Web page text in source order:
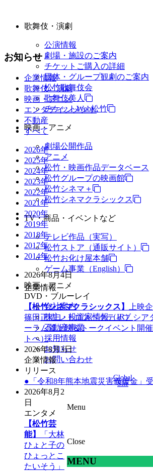
歌舞伎・演劇
公演情報
劇場・施設のご案内
チケットご購入の詳細
団体・グループ観劇のご案内
松竹歌舞伎会
歌舞伎美人
チケットWeb松竹
映画・アニメ
劇場公開作品
アニメ
松竹・映画作品データベース
松竹グループの映画館
松竹シネマ＋
松竹シネマクラシックス
TV・商品・イベントなど
テレビ作品（実写）
松竹ストア（通販サイト）
松竹お化け屋本舗
ゲーム事業（English）
企業情報
会社案内
株主・投資家情報（IR）
不動産事業
採用情報
お知らせ
お問い合わせ
Global
Site
Menu
Close
MENU
お知らせ
企業情報
歌舞伎・演劇
映画・アニメ
エンタテインメント
不動産
すべて
2026年
2025年
2024年
2023年
2022年
2021年
2020年
2019年
2018年
2017年
2014年
2026年8月4日
映画・アニメ
DVD・ブルーレイ
【松竹シネマクラシックス】 上映
篠田正浩 レトロスペクティブ シア
ーラム篇上映＆トークイベント開
トへ）
2026年8月3日
企業情報
リリース
●「令和8年熊本地震災害義援金」
2026年8月2
日
エンタメ
【松竹芸
能】
「大林
ひょと子の
ひょっとこ
たいそう」